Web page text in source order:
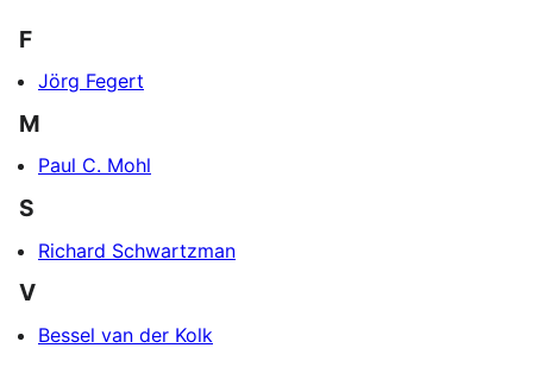
F
Jörg Fegert
M
Paul C. Mohl
S
Richard Schwartzman
V
Bessel van der Kolk